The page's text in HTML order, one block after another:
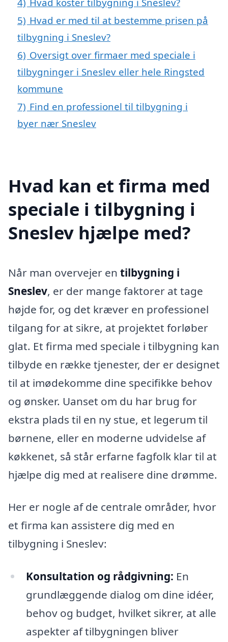
5) Hvad er med til at bestemme prisen på
tilbygning i Sneslev?
6) Oversigt over firmaer med speciale i
tilbygninger i Sneslev eller hele Ringsted
kommune
7) Find en professionel til tilbygning i
byer nær Sneslev
Hvad kan et firma med
speciale i tilbygning i
Sneslev hjælpe med?
Når man overvejer en tilbygning i
Sneslev, er der mange faktorer at tage
højde for, og det kræver en professionel
tilgang for at sikre, at projektet forløber
glat. Et firma med speciale i tilbygning kan
tilbyde en række tjenester, der er designet
til at imødekomme dine specifikke behov
og ønsker. Uanset om du har brug for
ekstra plads til en ny stue, et legerum til
børnene, eller en moderne udvidelse af
køkkenet, så står erfarne fagfolk klar til at
hjælpe dig med at realisere dine drømme.
Her er nogle af de centrale områder, hvor
et firma kan assistere dig med en
tilbygning i Sneslev:
Konsultation og rådgivning: En
grundlæggende dialog om dine idéer,
behov og budget, hvilket sikrer, at alle
aspekter af tilbygningen bliver